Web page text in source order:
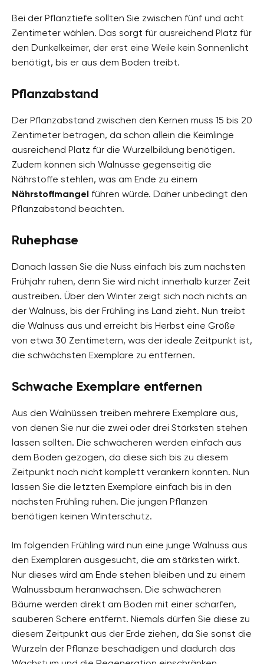
Bei der Pflanztiefe sollten Sie zwischen fünf und acht
Zentimeter wählen. Das sorgt für ausreichend Platz für
den Dunkelkeimer, der erst eine Weile kein Sonnenlicht
benötigt, bis er aus dem Boden treibt.
Pflanzabstand
Der Pflanzabstand zwischen den Kernen muss 15 bis 20
Zentimeter betragen, da schon allein die Keimlinge
ausreichend Platz für die Wurzelbildung benötigen.
Zudem können sich Walnüsse gegenseitig die
Nährstoffe stehlen, was am Ende zu einem
Nährstoffmangel führen würde. Daher unbedingt den
Pflanzabstand beachten.
Ruhephase
Danach lassen Sie die Nuss einfach bis zum nächsten
Frühjahr ruhen, denn Sie wird nicht innerhalb kurzer Zeit
austreiben. Über den Winter zeigt sich noch nichts an
der Walnuss, bis der Frühling ins Land zieht. Nun treibt
die Walnuss aus und erreicht bis Herbst eine Größe
von etwa 30 Zentimetern, was der ideale Zeitpunkt ist,
die schwächsten Exemplare zu entfernen.
Schwache Exemplare entfernen
Aus den Walnüssen treiben mehrere Exemplare aus,
von denen Sie nur die zwei oder drei Stärksten stehen
lassen sollten. Die schwächeren werden einfach aus
dem Boden gezogen, da diese sich bis zu diesem
Zeitpunkt noch nicht komplett verankern konnten. Nun
lassen Sie die letzten Exemplare einfach bis in den
nächsten Frühling ruhen. Die jungen Pflanzen
benötigen keinen Winterschutz.
Im folgenden Frühling wird nun eine junge Walnuss aus
den Exemplaren ausgesucht, die am stärksten wirkt.
Nur dieses wird am Ende stehen bleiben und zu einem
Walnussbaum heranwachsen. Die schwächeren
Bäume werden direkt am Boden mit einer scharfen,
sauberen Schere entfernt. Niemals dürfen Sie diese zu
diesem Zeitpunkt aus der Erde ziehen, da Sie sonst die
Wurzeln der Pflanze beschädigen und dadurch das